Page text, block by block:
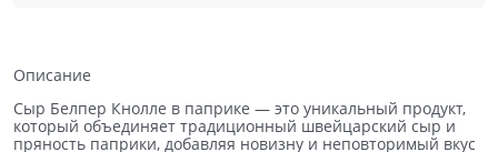
Описание
Сыр Белпер Кнолле в паприке — это уникальный продукт,
который объединяет традиционный швейцарский сыр и
пряность паприки, добавляя новизну и неповторимый вкус